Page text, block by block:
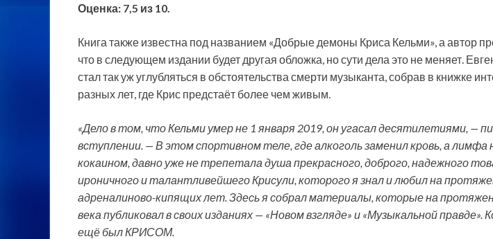
Оценка: 7,5 из 10.
Книга также известна под названием «Добрые демоны Криса Кельми», а автор
что в следующем издании будет другая обложка, но сути дела это не меняет.
стал так уж углубляться в обстоятельства смерти музыканта, собрав в книжке
разных лет, где Крис предстаёт более чем живым.
«Дело в том, что Кельми умер не 1 января 2019, он угасал десятилетиями, —
вступлении. — В этом спортивном теле, где алкоголь заменил кровь, а лимфа
кокаином, давно уже не трепетала душа прекрасного, доброго, надежного
ироничного и талантливейшего Крисули, которого я знал и любил на
адреналиново-кипящих лет. Здесь я собрал материалы, которые на
века публиковал в своих изданиях — «Новом взгляде» и «Музыкальной правде».
ещё был КРИСОМ.